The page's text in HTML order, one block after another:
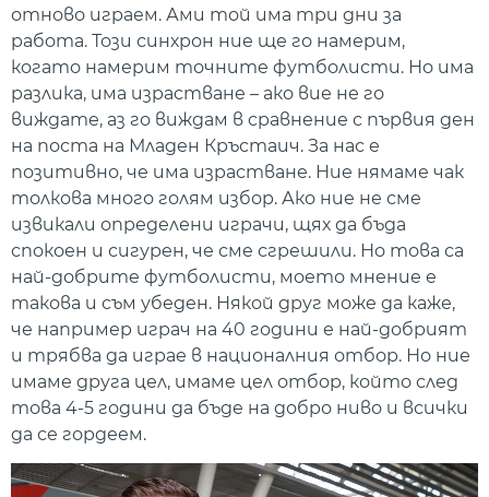
отново играем. Ами той има три дни за
работа. Този синхрон ние ще го намерим,
когато намерим точните футболисти. Но има
разлика, има израстване – ако вие не го
виждате, аз го виждам в сравнение с първия ден
на поста на Младен Кръстаич. За нас е
позитивно, че има израстване. Ние нямаме чак
толкова много голям избор. Ако ние не сме
извикали определени играчи, щях да бъда
спокоен и сигурен, че сме сгрешили. Но това са
най-добрите футболисти, моето мнение е
такова и съм убеден. Някой друг може да каже,
че например играч на 40 години е най-добрият
и трябва да играе в националния отбор. Но ние
имаме друга цел, имаме цел отбор, който след
това 4-5 години да бъде на добро ниво и всички
да се гордеем.